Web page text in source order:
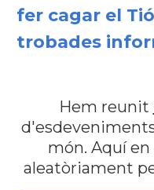
fer cagar el
trobades
Hem reunit
món. Aquí
aleatòriament